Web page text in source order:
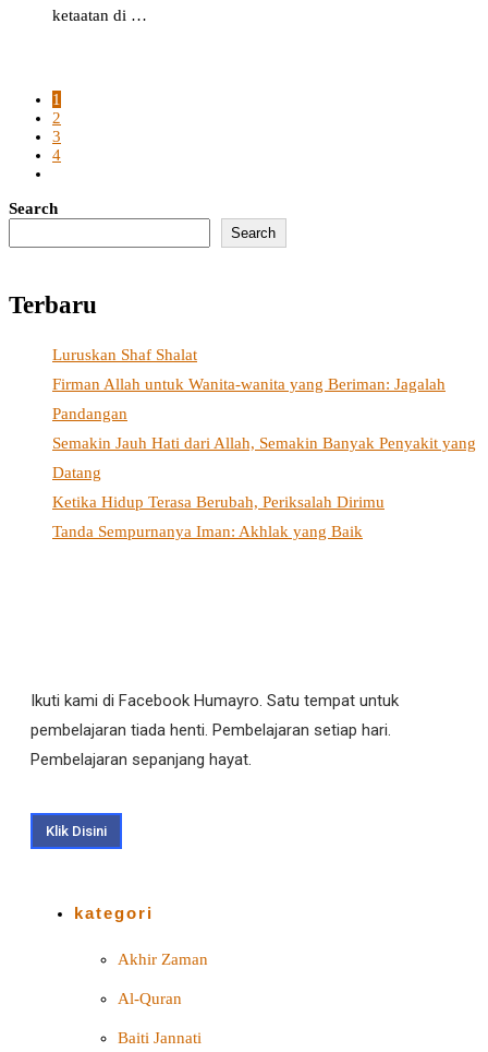
ketaatan di …
1
2
3
4
Search
Search
Terbaru
Luruskan Shaf Shalat
Firman Allah untuk Wanita-wanita yang Beriman: Jagalah
Pandangan
Semakin Jauh Hati dari Allah, Semakin Banyak Penyakit yang
Datang
Ketika Hidup Terasa Berubah, Periksalah Dirimu
Tanda Sempurnanya Iman: Akhlak yang Baik
Ikuti kami di Facebook Humayro. Satu tempat untuk
pembelajaran tiada henti. Pembelajaran setiap hari.
Pembelajaran sepanjang hayat.
Klik Disini
kategori
Akhir Zaman
Al-Quran
Baiti Jannati